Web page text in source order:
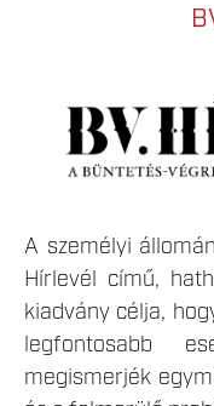
A személyi
Hírlevél című,
kiadvány célja,
legfontosabb
megismerjék